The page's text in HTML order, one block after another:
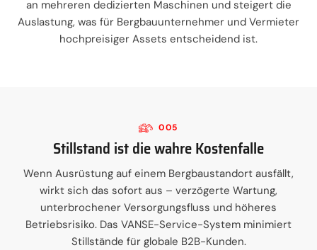
an mehreren dedizierten Maschinen und steigert die
Auslastung, was für Bergbauunternehmer und Vermieter
hochpreisiger Assets entscheidend ist.
005
Stillstand ist die wahre Kostenfalle
Wenn Ausrüstung auf einem Bergbaustandort ausfällt,
wirkt sich das sofort aus – verzögerte Wartung,
unterbrochener Versorgungsfluss und höheres
Betriebsrisiko. Das VANSE-Service-System minimiert
Stillstände für globale B2B-Kunden.